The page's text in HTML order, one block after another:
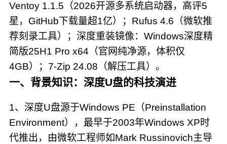
Ventoy 1.1.5（2026开源多系统启动器，高评5
星，GitHub下载量超1亿）；Rufus 4.6（微软推
荐刻录工具）；深度重装镜像：Windows深度精
简版25H1 Pro x64（官网纯净源，体积仅
4GB）；7-Zip 24.08（解压工具）。
一、背景知识：深度U盘的科技演进
1、深度U盘源于Windows PE（Preinstallation
Environment），最早于2003年Windows XP时
代推出，由微软工程师如Mark Russinovich主导